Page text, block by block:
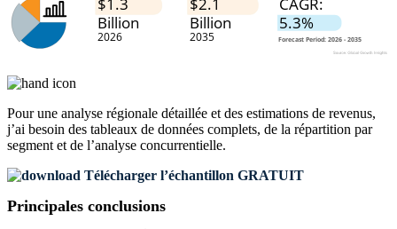
Pour une analyse régionale détaillée et des estimations de revenus,
j’ai besoin des tableaux de données complets, de la répartition par
segment et de l’analyse concurrentielle.
Télécharger l’échantillon GRATUIT
Principales conclusions